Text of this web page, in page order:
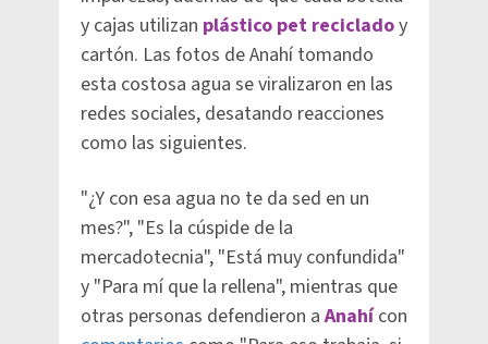
y cajas utilizan plástico pet recicladoy
cartón. Las fotos de Anahí tomando
esta costosa agua se viralizaron en las
redes sociales, desatando reacciones
como las siguientes.
"¿Y con esa agua no te da sed en un
mes?", "Es la cúspide de la
mercadotecnia", "Está muy confundida"
y "Para mí que la rellena", mientras que
otras personas defendieron aAnahícon